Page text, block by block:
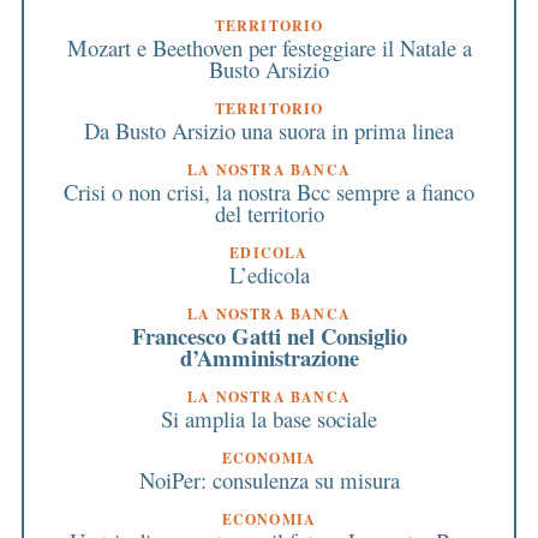
TERRITORIO
Mozart e Beethoven per festeggiare il Natale a
Busto Arsizio
TERRITORIO
Da Busto Arsizio una suora in prima linea
LA NOSTRA BANCA
Crisi o non crisi, la nostra Bcc sempre a fianco
del territorio
EDICOLA
L’edicola
LA NOSTRA BANCA
Francesco Gatti nel Consiglio
d’Amministrazione
LA NOSTRA BANCA
Si amplia la base sociale
ECONOMIA
NoiPer: consulenza su misura
ECONOMIA